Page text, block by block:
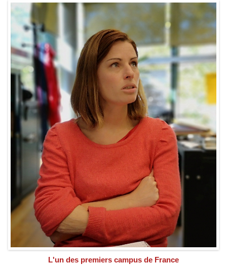
L'un des premiers campus de France